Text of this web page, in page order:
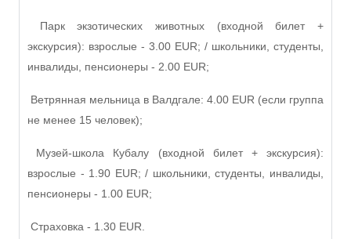
Парк экзотических животных (входной билет +
экскурсия): взрослые - 3.00 EUR; / школьники, студенты,
инвалиды, пенсионеры - 2.00 EUR;
Ветрянная мельница в Валдгале: 4.00 EUR (если группа
не менее 15 человек);
Музей-школа Кубалу (входной билет + экскурсия):
взрослые - 1.90 EUR; / школьники, студенты, инвалиды,
пенсионеры - 1.00 EUR;
Страховка - 1.30 EUR.